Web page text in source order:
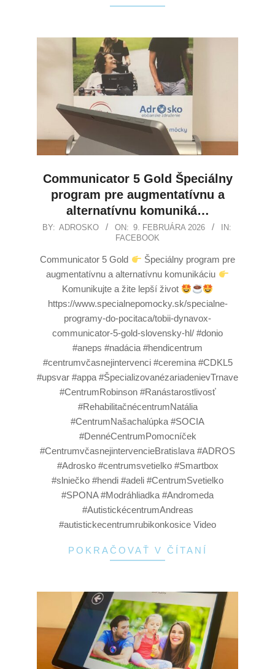
Communicator 5 Gold Špeciálny
program pre augmentatívnu a
alternatívnu komuniká…
BY: ADROSKO ON: 9. FEBRUÁRA 2026
IN:
FACEBOOK
Communicator 5 Gold
Špeciálny program pre
augmentatívnu a alternatívnu komunikáciu
Komunikujte a žite lepší život
https://www.specialnepomocky.sk/specialne-
programy-do-pocitaca/tobii-dynavox-
communicator-5-gold-slovensky-hl/ #donio
#aneps #nadácia #hendicentrum
#centrumvčasnejintervenci #ceremina #CDKL5
#upsvar #appa #ŠpecializovanézariadenievTrnave
#CentrumRobinson #Ranástarostlivosť
#RehabilitačnécentrumNatália
#CentrumNašachalúpka #SOCIA
#DennéCentrumPomocníček
#CentrumvčasnejintervencieBratislava #ADROS
#Adrosko #centrumsvetielko #Smartbox
#slniečko #hendi #adeli #CentrumSvetielko
#SPONA #Modráhliadka #Andromeda
#AutistickécentrumAndreas
#autistickecentrumrubikonkosice Video
POKRAČOVAŤ V ČÍTANÍ